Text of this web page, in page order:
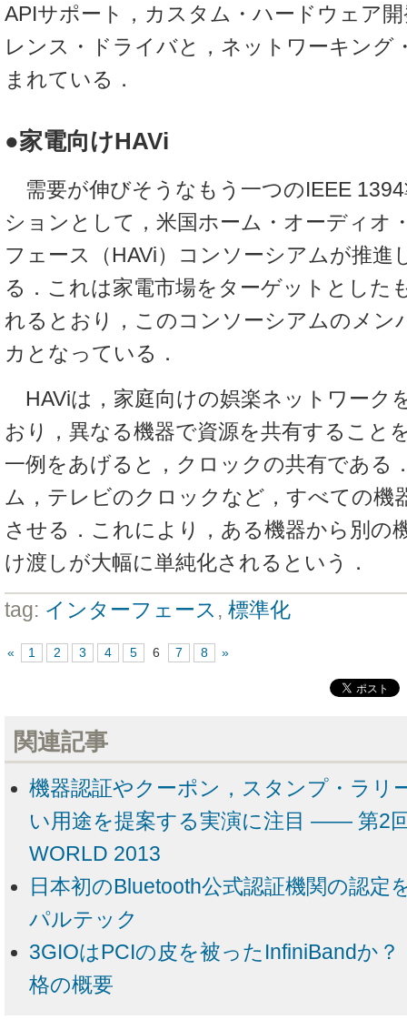
APIサポート，カスタム・ハードウェア
レンス・ドライバと，ネットワーキング
まれている．
●家電向けHAVi
需要が伸びそうなもう一つのIEEE
ションとして，米国ホーム・オーディオ
フェース（HAVi）コンソーシアムが推進
る．これは家電市場をターゲットとした
れるとおり，このコンソーシアムのメン
カとなっている．
HAViは，家庭向けの娯楽ネットワーク
おり，異なる機器で資源を共有すること
一例をあげると，クロックの共有である
ム，テレビのクロックなど，すべての機
させる．これにより，ある機器から別の
け渡しが大幅に単純化されるという．
tag: インターフェース , 標準化
« 1 2 3 4 5 6 7 8 »
関連記事
機器認証やクーポン，スタンプ・ラリ
い用途を提案する実演に注目 ―― 第2
WORLD 2013
日本初のBluetooth公式認証機関の認定
パルテック
3GIOはPCIの皮を被ったInfiniBand
格の概要